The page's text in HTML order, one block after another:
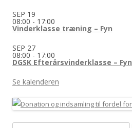
SEP 19
08:00 - 17:00
Vinderklasse træning – Fyn
SEP 27
08:00 - 17:00
DGSK Efterårsvinderklasse – Fyn
Se kalenderen